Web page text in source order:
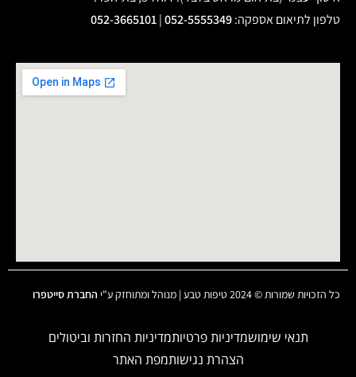
טלפון לתיאום אספקה:
052-5555349
|
052-3665101
כל הזכויות שמורות © 2024 טיפות טבע | מנוהל ומתוחזק ע"י החברת סייטפרו
תנאי שימושמדיניות פרטיותמדיניות החזרות וביטולים
הצהרת נגישותמפת האתר